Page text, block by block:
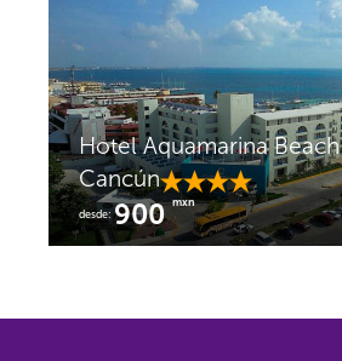
Hotel Aquamarina Beach
Cancún
desde:900mxn